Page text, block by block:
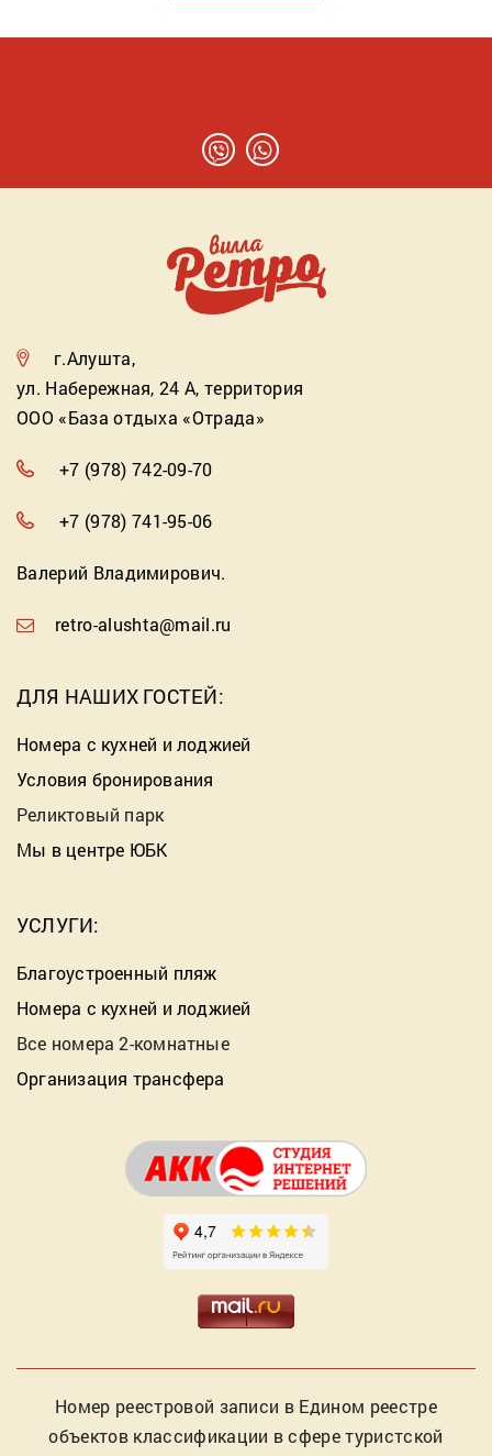
г.Алушта,
ул. Набережная, 24 А, территория
ООО «База отдыха «Отрада»
+7 (978) 742-09-70
+7 (978) 741-95-06
Валерий Владимирович.
retro-alushta@mail.ru
ДЛЯ НАШИХ ГОСТЕЙ:
Номера с кухней и лоджией
Условия бронирования
Реликтовый парк
Мы в центре ЮБК
УСЛУГИ:
Благоустроенный пляж
Номера с кухней и лоджией
Все номера 2-комнатные
Организация трансфера
Номер реестровой записи в Едином реестре
объектов классификации в сфере туристской